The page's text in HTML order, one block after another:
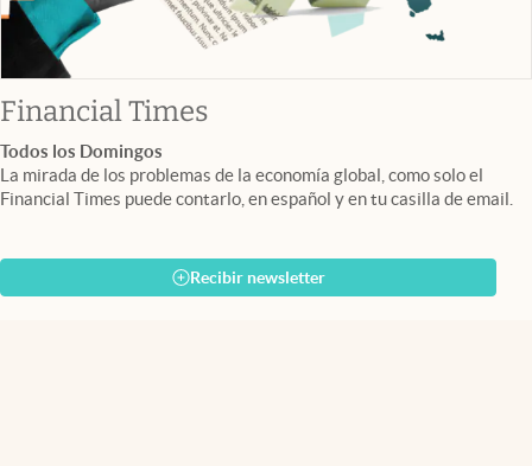
Financial Timesabre en nueva pestaña
Todos los Domingos
La mirada de los problemas de la economía global, como solo el
Financial Times puede contarlo, en español y en tu casilla de email.
Recibir newsletter